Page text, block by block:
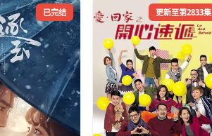
已完结 更新至第2833集